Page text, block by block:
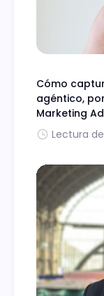
Cómo
agéntico,
Marketing
Lectura